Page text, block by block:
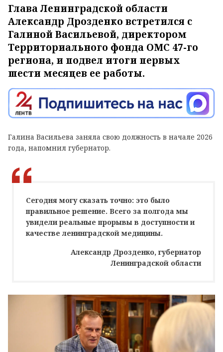
Глава Ленинградской области
Александр Дрозденко встретился с
Галиной Васильевой, директором
Территориального фонда ОМС 47-го
региона, и подвел итоги первых
шести месяцев ее работы.
Галина Васильева заняла свою должность в начале 2026
года, напомнил губернатор.
Сегодня могу сказать точно: это было
правильное решение. Всего за полгода мы
увидели реальные прорывы в доступности и
качестве ленинградской медицины.
Александр Дрозденко, губернатор
Ленинградской области